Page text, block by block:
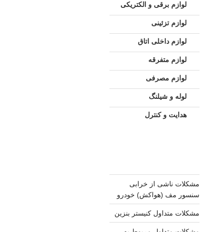
لوازم برقی و الکتریکی
لوازم تزئینی
لوازم داخلی اتاق
لوازم متفرقه
لوازم مصرفی
لوله و شیلنگ
هدایت و کنترل
مشکلات ناشی از خرابی
سنسور مف (هواکش) خودرو
مشکلات متداول کنیستر بنزین